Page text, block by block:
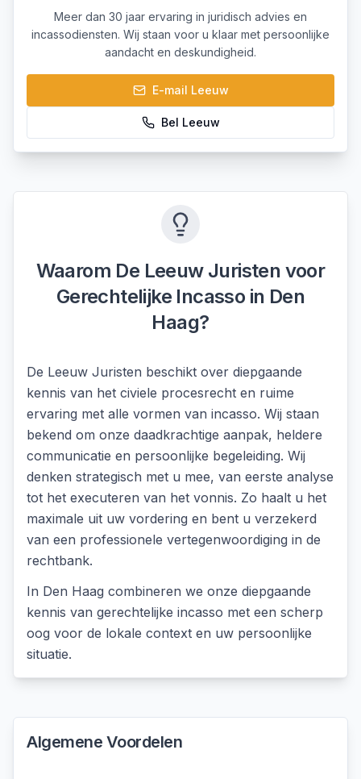
Meer dan 30 jaar ervaring in juridisch advies en
incassodiensten. Wij staan voor u klaar met persoonlijke
aandacht en deskundigheid.
E-mail Leeuw
Bel Leeuw
Waarom De Leeuw Juristen voor
Gerechtelijke Incasso in Den
Haag?
De Leeuw Juristen beschikt over diepgaande
kennis van het civiele procesrecht en ruime
ervaring met alle vormen van incasso. Wij staan
bekend om onze daadkrachtige aanpak, heldere
communicatie en persoonlijke begeleiding. Wij
denken strategisch met u mee, van eerste analyse
tot het executeren van het vonnis. Zo haalt u het
maximale uit uw vordering en bent u verzekerd
van een professionele vertegenwoordiging in de
rechtbank.
In Den Haag combineren we onze diepgaande
kennis van gerechtelijke incasso met een scherp
oog voor de lokale context en uw persoonlijke
situatie.
Algemene Voordelen